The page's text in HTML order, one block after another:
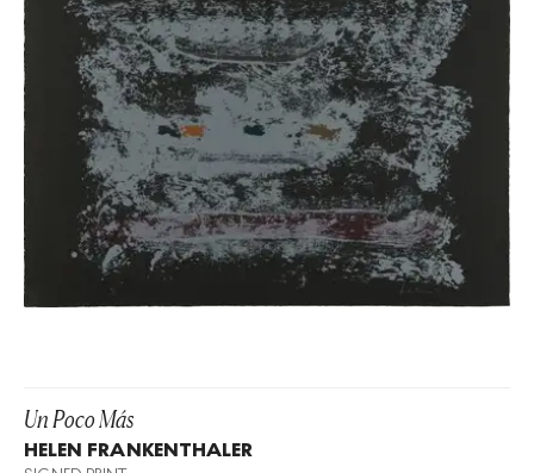
Un Poco Más
HELEN FRANKENTHALER